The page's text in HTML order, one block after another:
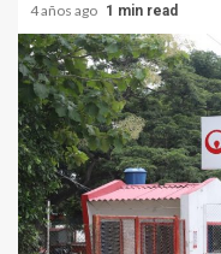
4 años ago 1 min read